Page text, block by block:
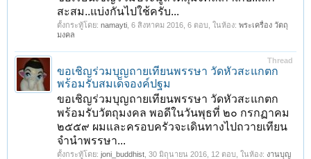
สะสม..แบ่งกันไปใช้ครับ...
ตั้งกระทู้โดย: namayti 6 สิงหาคม 2016 , 6 ตอบ, ในห้อง: พระเครื่อง วัตถุ
มงคล
Thread
ขอเชิญร่วมบุญถายเทียนพรรษา วัดหัวสะแกตก
พร้อมรับสมเด็จองค์ปฐม
ขอเชิญร่วมบุญถายเทียนพรรษา วัดหัวสะแกตก
พร้อมรับวัตถุมงคล พอดีในวันพุธที่ ๒๐ กรกฏาคม
๒๕๕๙ ผมและครอบครัวจะเดินทางไปถวายเทียน
จำนำพรรษา...
ตั้งกระทู้โดย: joni_buddhist 30 มิถุนายน 2016 , 12 ตอบ, ในห้อง: งานบุญ